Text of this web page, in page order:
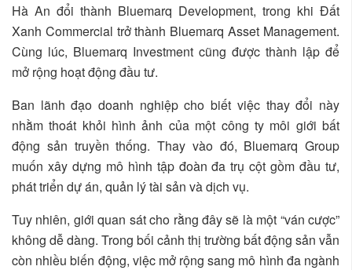
Hà An đổi thành Bluemarq Development, trong khi Đất
Xanh Commercial trở thành Bluemarq Asset Management.
Cùng lúc, Bluemarq Investment cũng được thành lập để
mở rộng hoạt động đầu tư.
Ban lãnh đạo doanh nghiệp cho biết việc thay đổi này
nhằm thoát khỏi hình ảnh của một công ty môi giới bất
động sản truyền thống. Thay vào đó, Bluemarq Group
muốn xây dựng mô hình tập đoàn đa trụ cột gồm đầu tư,
phát triển dự án, quản lý tài sản và dịch vụ.
Tuy nhiên, giới quan sát cho rằng đây sẽ là một “ván cược”
không dễ dàng. Trong bối cảnh thị trường bất động sản vẫn
còn nhiều biến động, việc mở rộng sang mô hình đa ngành